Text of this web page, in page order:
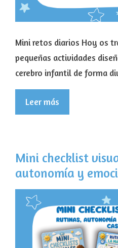
Mini retos diarios Hoy os
pequeñas actividades
cerebro infantil de forma
Leer más
Mini checklist
autonomía y